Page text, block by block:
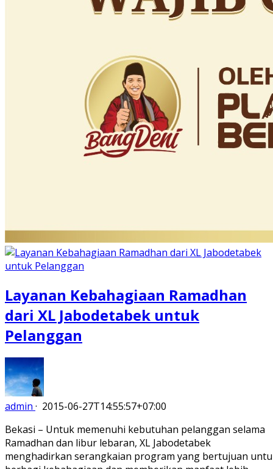
Layanan Kebahagiaan Ramadhan
dari XL Jabodetabek untuk
Pelanggan
admin · 2015-06-27T14:55:57+07:00
Bekasi – Untuk memenuhi kebutuhan pelanggan selama
Ramadhan dan libur lebaran, XL Jabodetabek
menghadirkan serangkaian program yang bertujuan